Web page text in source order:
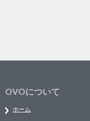
OVOについて
ホーム